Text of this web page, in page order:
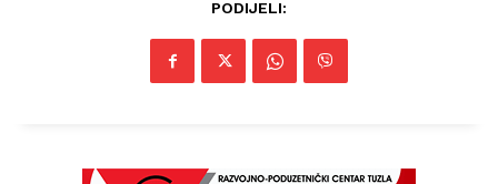
PODIJELI: